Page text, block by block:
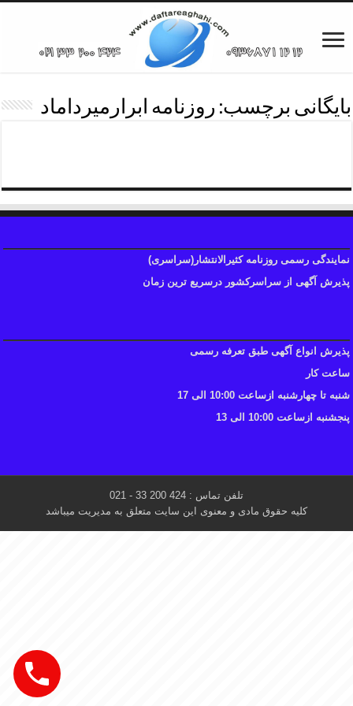
بایگانی برچسب: روزنامه ابرارمیرداماد
نمایندگی رسمی روزنامه کثیرالانتشار(سراسری)
پذیرش آگهی از سراسرکشور درسریع ترین زمان
پذیرش انواع آگهی طبق تعرفه رسمی
ساعت کار
شنبه تا چهارشنبه ازساعت 10:00 الی 17
پنجشنبه ازساعت 10:00 الی 13
تلفن تماس : 424 200 33 - 021
کلیه حقوق مادی و معنوی این سایت متعلق به مدیریت میباشد